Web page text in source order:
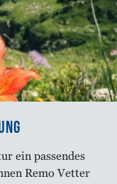
ein passendes
Remo Vetter